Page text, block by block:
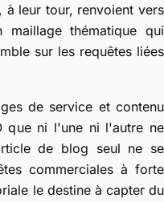
leur tour, renvoient vers
thématique qui
sur les requêtes liées
de service et contenu
que ni l'une ni l'autre ne
de blog seul ne se
commerciales à forte
le destine à capter du